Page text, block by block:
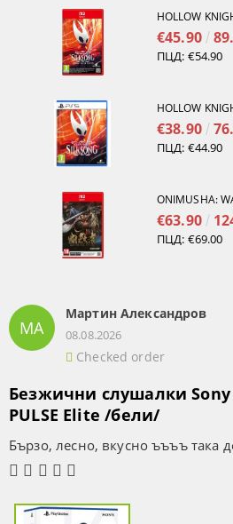
€45.90
ПЦД: €54.90
HOLLOW
€38.90
ПЦД: €44.90
€63.90
ПЦД: €69.00
МА
Мартин Александров
08.08.2026
Checked order
Безжични слушалки
PULSE Elite /бели/
Бързо, лесно, вкусно ъъъъ така